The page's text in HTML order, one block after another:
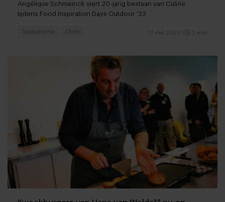
Angélique Schmeinck viert 20-jarig bestaan van CuliAir
tijdens Food Inspiration Days Outdoor '23
17 mei 2023 3 min
Gastronomie Chefs